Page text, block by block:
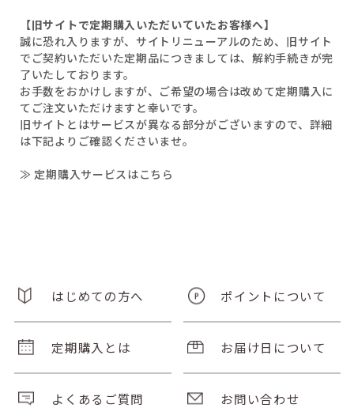
【旧サイトで定期購入いただいていたお客様へ】
誠に恐れ入りますが、サイトリニューアルのため、旧サイト
でご契約いただいた定期品につきましては、解約手続きが完
了いたしております。
お手数をおかけしますが、ご希望の場合は改めて定期購入に
てご注文いただけますと幸いです。
旧サイトとはサービスが異なる部分がございますので、詳細
は下記よりご確認くださいませ。
≫ 定期購入サービスはこちら
はじめての方へ ポイントについて
定期購入とは お届け日について
よくあるご質問 お問い合わせ